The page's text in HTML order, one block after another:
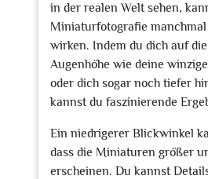
in der realen Welt sehen,
Miniaturfotografie
wirken. Indem du dich auf
Augenhöhe wie deine
oder dich sogar noch tiefer
kannst du faszinierende
Ein niedrigerer Blickwinkel
dass die Miniaturen größer
erscheinen. Du kannst